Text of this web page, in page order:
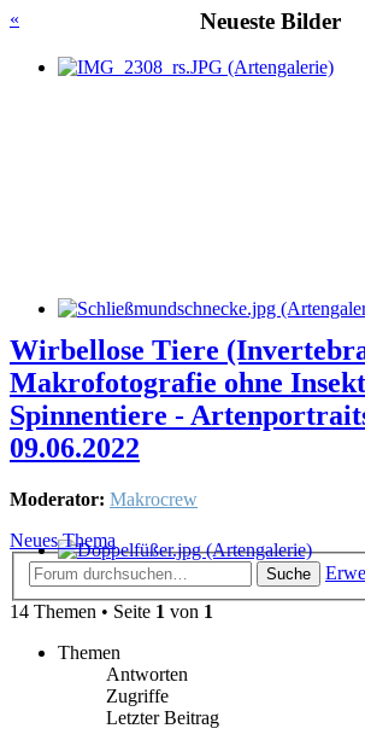
«
Neueste Bilder
Wirbellose Tiere
Makrofotografie ohne
Spinnentiere -
09.06.2022
Moderator: Makrocrew
Neues Thema
Suche
14 Themen • Seite 1 von 1
Themen
Antworten
Zugriffe
Letzter Beitrag